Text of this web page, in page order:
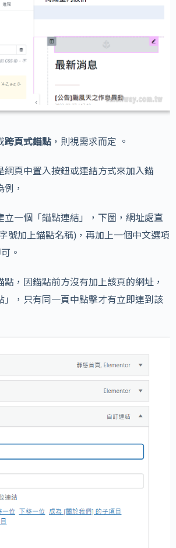
跨頁式錨點 ，則視需求而定 。
網頁中置入按鈕或連結方式來加入錨
，
立一個「錨點連結」，下圖，網址處直
號加上錨點名稱)，再加上一個中文選項
。
點，因錨點前方沒有加上該頁的網址，
」，只有同一頁中點擊才有立即連到該